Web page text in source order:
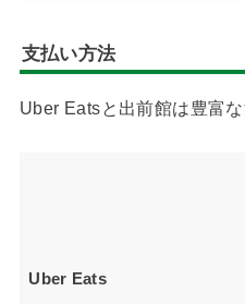
支払い方法
Uber Eatsと出前館は豊富な
Uber Eats